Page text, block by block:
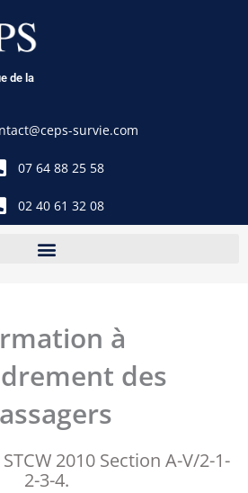
de la
survie.com
07 64 88 25 58
02 40 61 32 08
à
des
2010 Section A-V/2-1-
2-3-4.